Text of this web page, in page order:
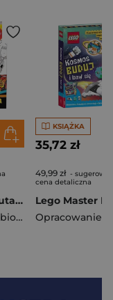
Disney Pixar Auta Kolorowanka według kodu KKO-9108
Opracowanie Zbiorowe
KSIĄŻKA
35,72 zł
49,99 zł -
cena detaliczna